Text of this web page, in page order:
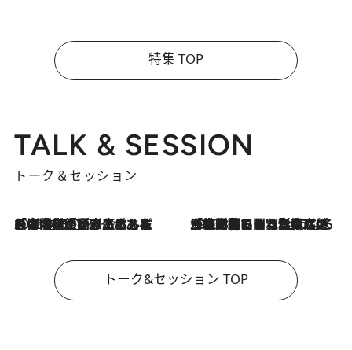
特集 TOP
TALK & SESSION
トーク＆セッション
2026.8.3
「今後値上げがあるとすれば…」「リスクがあるのは今年の冬」エネルギー専門家が語る、ホルムズ海峡封鎖が家庭にもたらす“ある心配” 2026.8.3
「住宅建てられない…」「サーチャージ料の高値が続いている」ホルムズ海峡封鎖による影響はいつまで続く？《エネルギー専門家に聞く“どうなる日本の暮らし”》
トーク&セッション TOP